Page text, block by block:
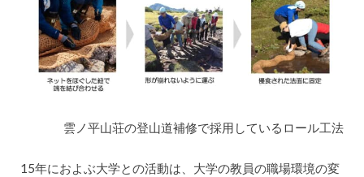
雲ノ平山荘の登山道補修で採用しているロール工法
15年におよぶ大学との活動は、大学の教員の職場環境の変